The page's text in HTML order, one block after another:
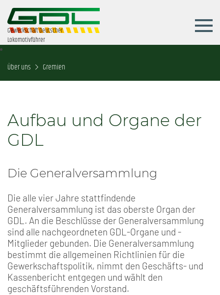
Gewerkschaft Deutscher
Lokomotivführer
Über uns Gremien
Aufbau und Organe der
GDL
Die Generalversammlung
Die alle vier Jahre stattfindende
Generalversammlung ist das oberste Organ der
GDL. An die Beschlüsse der Generalversammlung
sind alle nachgeordneten GDL-Organe und -
Mitglieder gebunden. Die Generalversammlung
bestimmt die allgemeinen Richtlinien für die
Gewerkschaftspolitik, nimmt den Geschäfts- und
Kassenbericht entgegen und wählt den
geschäftsführenden Vorstand.